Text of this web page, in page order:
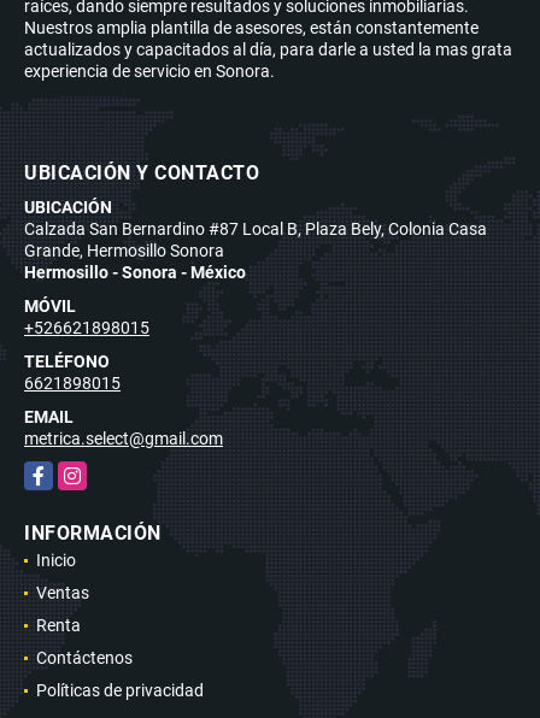
raíces, dando siempre resultados y soluciones inmobiliarias.
Nuestros amplia plantilla de asesores, están constantemente
actualizados y capacitados al día, para darle a usted la mas grata
experiencia de servicio en Sonora.
UBICACIÓN Y CONTACTO
UBICACIÓN
Calzada San Bernardino #87 Local B, Plaza Bely, Colonia Casa
Grande, Hermosillo Sonora
Hermosillo - Sonora - México
MÓVIL
+526621898015
TELÉFONO
6621898015
EMAIL
metrica.select@gmail.com
FacebookInstagram
INFORMACIÓN
Inicio
Ventas
Renta
Contáctenos
Políticas de privacidad